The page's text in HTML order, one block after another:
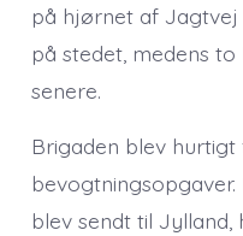
på hjørnet af Jagtvej
på stedet, medens
senere.
Brigaden blev hurtigt
blev sendt til